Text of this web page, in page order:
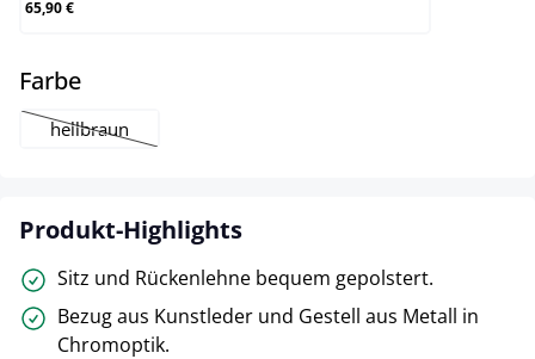
65,90 €
Farbeauswählen
hellbraun
(Diese Option ist zurzeit nicht verfügbar.)
Produkt-Highlights
Sitz und Rückenlehne bequem gepolstert.
Bezug aus Kunstleder und Gestell aus Metall in
Chromoptik.